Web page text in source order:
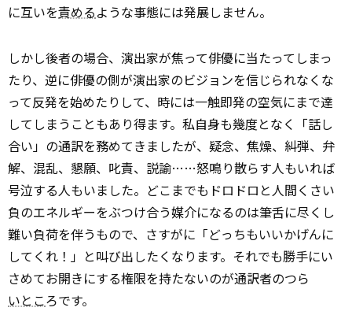
に互いを責めるような事態には発展しません。
しかし後者の場合、演出家が焦って俳優に当たってしまっ
たり、逆に俳優の側が演出家のビジョンを信じられなくな
って反発を始めたりして、時には一触即発の空気にまで達
してしまうこともあり得ます。私自身も幾度となく「話し
合い」の通訳を務めてきましたが、疑念、焦燥、糾弾、弁
解、混乱、懇願、叱責、説諭……怒鳴り散らす人もいれば
号泣する人もいました。どこまでもドロドロと人間くさい
負のエネルギーをぶつけ合う媒介になるのは筆舌に尽くし
難い負荷を伴うもので、さすがに「どっちもいいかげんに
してくれ！」と叫び出したくなります。それでも勝手にい
さめてお開きにする権限を持たないのが通訳者のつら
いところです。